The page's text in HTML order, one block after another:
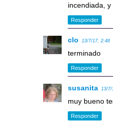
incendiada, y
Responder
clo 13/7/17, 2:48
terminado
Responder
susanita 13/7/
muy bueno
Responder